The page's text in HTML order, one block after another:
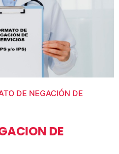
DE NEGACIÓN DE
DE